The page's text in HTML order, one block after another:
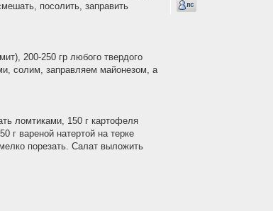
посолить, заправить
200-250 гр любого твердого
солим, заправляем майонезом, а
ломтиками, 150 г картофеля
г вареной натертой на терке
порезать. Салат выложить